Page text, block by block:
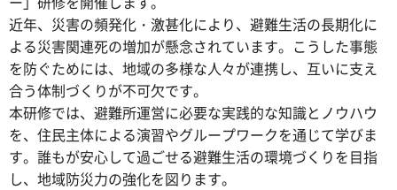
近年、災害の頻発化・激甚化により、避難生活の長期化に
よる災害関連死の増加が懸念されています。こうした事態
を防ぐためには、地域の多様な人々が連携し、互いに支え
合う体制づくりが不可欠です。
本研修では、避難所運営に必要な実践的な知識とノウハウ
を、住民主体による演習やグループワークを通じて学びま
す。誰もが安心して過ごせる避難生活の環境づくりを目指
し、地域防災力の強化を図ります。